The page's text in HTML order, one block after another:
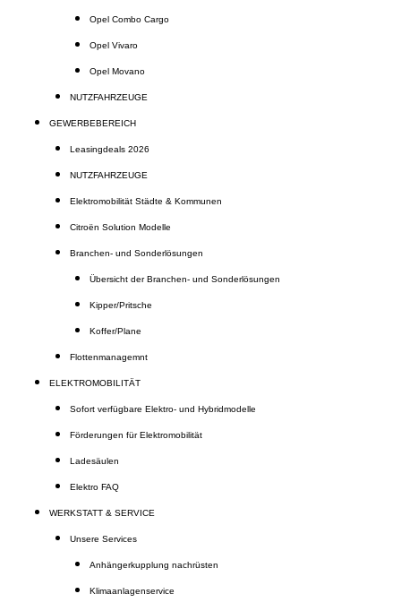
Opel Combo Cargo
Opel Vivaro
Opel Movano
NUTZFAHRZEUGE
GEWERBEBEREICH
Leasingdeals 2026
NUTZFAHRZEUGE
Elektromobilität Städte & Kommunen
Citroën Solution Modelle
Branchen- und Sonderlösungen
Übersicht der Branchen- und Sonderlösungen
Kipper/Pritsche
Koffer/Plane
Flottenmanagemnt
ELEKTROMOBILITÄT
Sofort verfügbare Elektro- und Hybridmodelle
Förderungen für Elektromobilität
Ladesäulen
Elektro FAQ
WERKSTATT & SERVICE
Unsere Services
Anhängerkupplung nachrüsten
Klimaanlagenservice